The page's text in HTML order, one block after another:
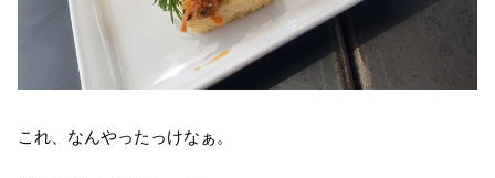
これ、なんやったっけなぁ。